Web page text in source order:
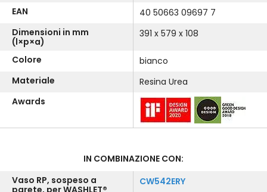
EAN
40 50663 09697 7
Dimensioni in mm
(l×p×a)
391 x 579 x 108
Colore
bianco
Materiale
Resina Urea
Awards
IN COMBINAZIONE CON:
Vaso RP, sospeso a
parete, per WASHLET®
CW542ERY